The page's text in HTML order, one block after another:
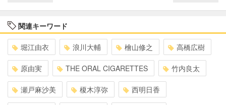
関連キーワード
堀江由衣 浪川大輔 檜山修之 高橋広樹
原由実 THE ORAL CIGARETTES 竹内良太
瀬戸麻沙美 榎木淳弥 西明日香